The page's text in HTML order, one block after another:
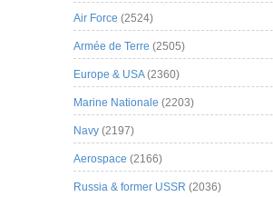
Air Force (2524)
Armée de Terre (2505)
Europe & USA(2360)
Marine Nationale (2203)
Navy (2197)
Aerospace (2166)
Russia & former USSR (2036)